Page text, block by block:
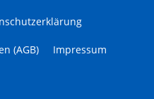
(AGB) Impressum